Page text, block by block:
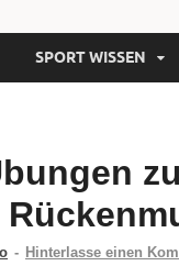
SPORT WISSEN
- Hinterlasse einen